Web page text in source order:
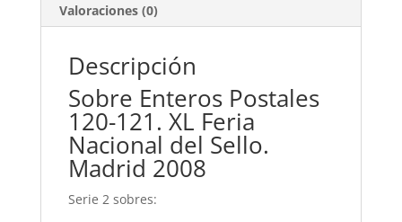
Valoraciones (0)
Descripción
Sobre Enteros Postales
120-121. XL Feria
Nacional del Sello.
Madrid 2008
Serie 2 sobres: